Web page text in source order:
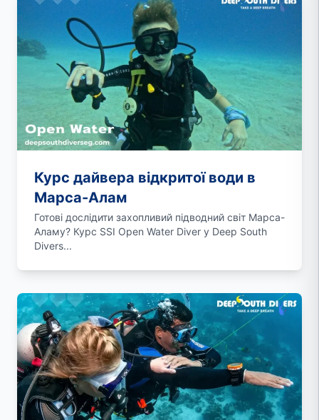
Курс дайвера відкритої води в
Марса-Алам
Готові дослідити захопливий підводний світ Марса-
Аламу? Курс SSI Open Water Diver у Deep South
Divers...